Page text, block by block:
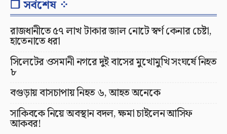
❐ সর্বশেষ ⁘
রাজধানীতে ৫৭ লাখ টাকার জাল নোটে স্বর্ণ কেনার চেষ্টা,
হাতেনাতে ধরা
সিলেটের ওসমানী নগরে দুই বাসের মুখোমুখি সংঘর্ষে নিহত
৮
বগুড়ায় বাসচাপায় নিহত ৬, আহত অনেকে
সাকিবকে নিয়ে অবস্থান বদল, ক্ষমা চাইলেন আসিফ
আকবর!